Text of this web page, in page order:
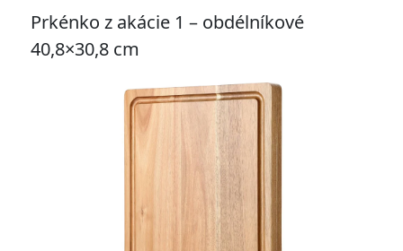
Prkénko z akácie 1 – obdélníkové
40,8×30,8 cm